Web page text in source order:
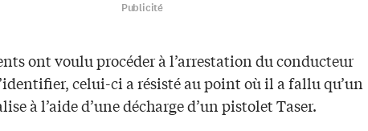
Publicité
ont voulu procéder à l’arrestation du conducteur
celui-ci a résisté au point où il a fallu qu’un
à l’aide d’une décharge d’un pistolet Taser.